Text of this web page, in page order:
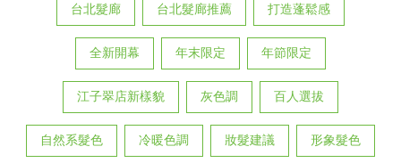
台北髮廊 台北髮廊推薦 打造蓬鬆感
全新開幕 年末限定 年節限定
江子翠店新樣貌 灰色調 百人選拔
自然系髮色 冷暖色調 妝髮建議 形象髮色